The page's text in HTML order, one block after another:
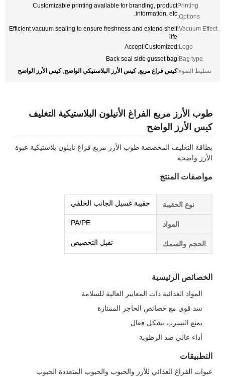
Printing
Options:
Customizable printing available for branding, product
information, etc.
Vacuum Effect:
Efficient vacuum sealing to ensure freshness and extend shelf
life
Logo:
Accept Customized
Bag type:
Back seal side gusset bag
تسليط الضوء:كيس فراغ مربع,كيس الأرز البلاستيكي الواضح,كيس الأرز الواضح
طوب الأرز مربع الفراغ الأنيلون البلاستيكية التغليف
كيس الأرز الواضح
بطاقة التغليف المخصصة طوب الأرز مربع فراغ نايلون بلاستيكية عبوة
الأرز واضحة
مواصفات المنتج
نوع الحقيبة حقيبة غسيل الجانب الخلفي
المواد PA/PE
الحجم والسمك تقبل التخصيص
الخصائص الرئيسية
المواد الغذائية ذات المعايير العالية للسلامة
سد قوي مع خصائص الحاجز الممتازة
يمنع التسرب بشكل فعال
أداء عالي ضد الرطوبة
التطبيقات
عبوات الفراغ الغذائي للأرز والحبوب والحبوب المتعددة الحبوب